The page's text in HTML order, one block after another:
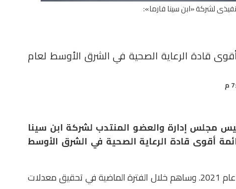
لشركة «ابن سينا فارما»:
قادة الرعاية الصحية في الشرق الأوسط لعام
مجلس إدارة والعضو المنتدب لشركة ابن سينا
أقوى قادة الرعاية الصحية في الشرق الأوسط
وذكرت فوربس أن محجوب، قد تولى منصبه الحالي في عام 2021. وساهم خلال الفترة الماضية في تحقيق معدلات